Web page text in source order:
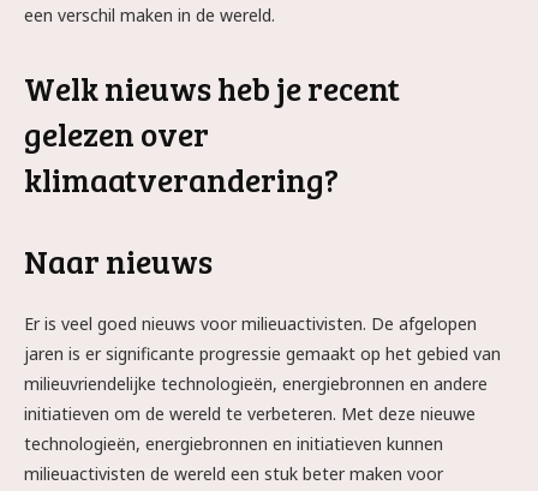
een verschil maken in de wereld.
Welk nieuws heb je recent
gelezen over
klimaatverandering?
Naar nieuws
Er is veel goed nieuws voor milieuactivisten. De afgelopen
jaren is er significante progressie gemaakt op het gebied van
milieuvriendelijke technologieën, energiebronnen en andere
initiatieven om de wereld te verbeteren. Met deze nieuwe
technologieën, energiebronnen en initiatieven kunnen
milieuactivisten de wereld een stuk beter maken voor